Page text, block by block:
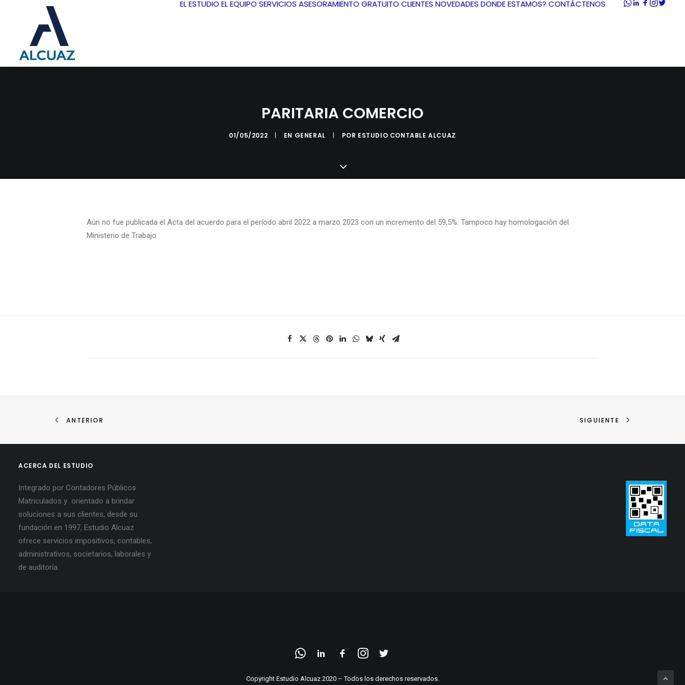
EL ESTUDIO EL EQUIPO SERVICIOS ASESORAMIENTO GRATUITO CLIENTES NOVEDADES DONDE ESTAMOS? CONTÁCTENOS
PARITARIA COMERCIO
01/05/2022 | EN GENERAL | POR ESTUDIO CONTABLE ALCUAZ
Aún no fue publicada el Acta del acuerdo para el período abril 2022 a marzo 2023 con un incremento del 59,5%. Tampoco hay homologación del
Ministerio de Trabajo
ANTERIOR SIGUIENTE
ACERCA DEL ESTUDIO
Integrado por Contadores Públicos
Matriculados y orientado a brindar
soluciones a sus clientes, desde su
fundación en 1997, Estudio Alcuaz
ofrece servicios impositivos, contables,
administrativos, societarios, laborales y
de auditoría.
Copyright Estudio Alcuaz 2020 – Todos los derechos reservados.